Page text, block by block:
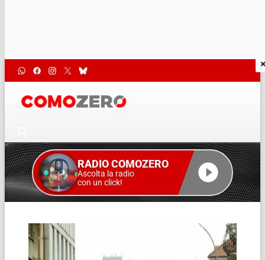
RADIO COMOZERO
Ascolta la radio
con un click!